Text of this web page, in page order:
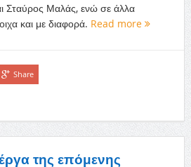
Σταύρος Μαλάς, ενώ σε άλλα
και με διαφορά. Read more
Share
της επόμενης